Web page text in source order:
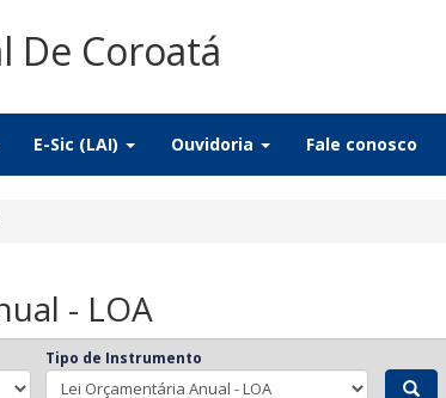
De Coroatá
E-Sic (LAI) Ouvidoria Fale conosco
- LOA
Tipo de Instrumento